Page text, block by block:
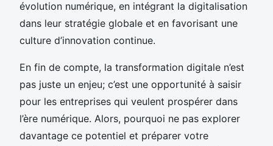
évolution numérique, en intégrant la digitalisation
dans leur stratégie globale et en favorisant une
culture d’innovation continue.
En fin de compte, la transformation digitale n’est
pas juste un enjeu; c’est une opportunité à saisir
pour les entreprises qui veulent prospérer dans
l’ère numérique. Alors, pourquoi ne pas explorer
davantage ce potentiel et préparer votre